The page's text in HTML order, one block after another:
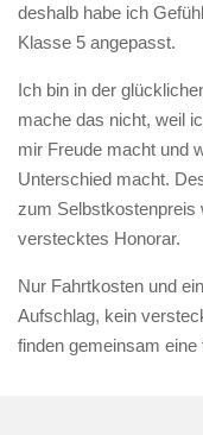
deshalb habe ich
Klasse 5 angepasst.
Ich bin in der
mache das nicht, weil
mir Freude macht und
Unterschied macht.
zum Selbstkostenpreis
verstecktes Honorar.
Nur Fahrtkosten und
Aufschlag, kein
finden gemeinsam eine